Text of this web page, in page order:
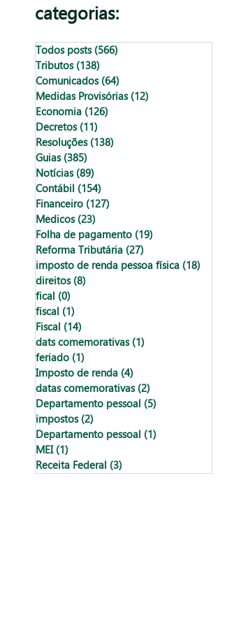
categorias:
Todos posts (566)
Tributos (138)
Comunicados (64)
Medidas Provisórias (12)
Economia (126)
Decretos (11)
Resoluções (138)
Guias (385)
Notícias (89)
Contábil (154)
Financeiro (127)
Medicos (23)
Folha de pagamento (19)
Reforma Tributária (27)
imposto de renda pessoa física (18)
direitos (8)
fical (0)
fiscal (1)
Fiscal (14)
dats comemorativas (1)
feriado (1)
Imposto de renda (4)
datas comemorativas (2)
Departamento pessoal (5)
impostos (2)
Departamento pessoal (1)
MEI (1)
Receita Federal (3)